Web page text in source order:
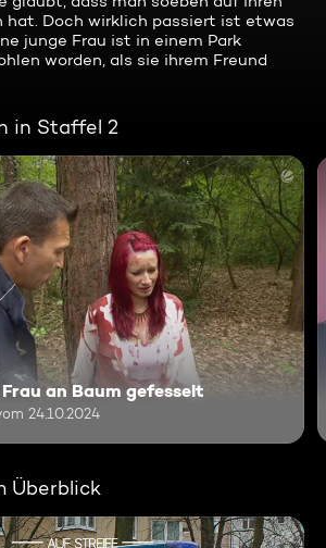
hat. Doch wirklich passiert ist etwas
junge Frau ist in einem Park
worden, als sie ihrem Freund
in Staffel 2
an Baum gefesselt
24.10.2024
Überblick